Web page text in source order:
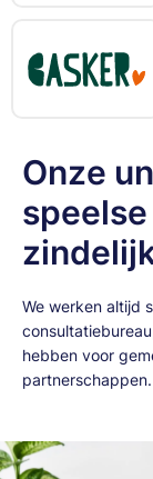
Onze
We werken altijd
hebben voor
partnerschappen.